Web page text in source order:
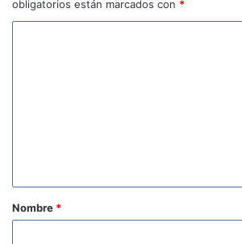
obligatorios están marcados con *
r
Nombre *